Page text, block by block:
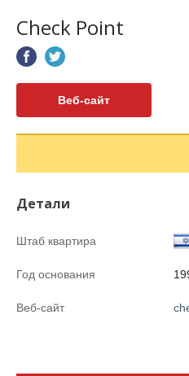
Check Point
Веб-сайт
Детали
Штаб квартира
Год основания
Веб-сайт